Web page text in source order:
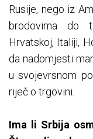
Rusije, nego iz
brodovima do
Hrvatskoj, Italiji,
da nadomjesti
u svojevrsnom
riječ o trgovini.
Ima li Srbija